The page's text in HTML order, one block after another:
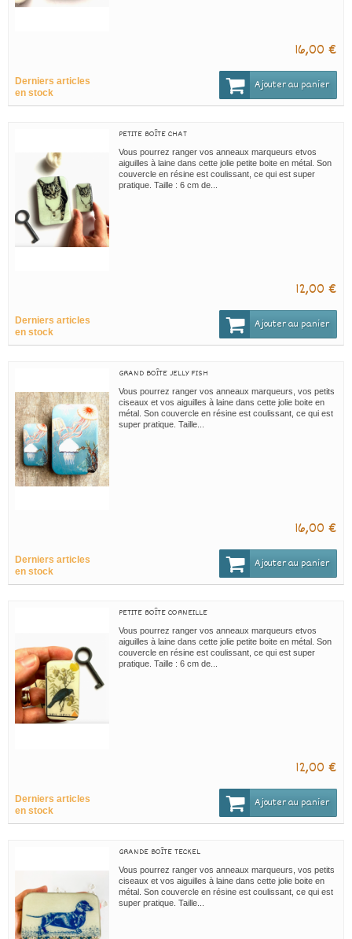
16,00 €
Derniers articles
en stock
Ajouter au panier
PETITE BOÎTE CHAT
Vous pourrez ranger vos anneaux marqueurs etvos
aiguilles à laine dans cette jolie petite boite en métal. Son
couvercle en résine est coulissant, ce qui est super
pratique. Taille : 6 cm de...
12,00 €
Derniers articles
en stock
Ajouter au panier
GRAND BOÎTE JELLY FISH
Vous pourrez ranger vos anneaux marqueurs, vos petits
ciseaux et vos aiguilles à laine dans cette jolie boite en
métal. Son couvercle en résine est coulissant, ce qui est
super pratique. Taille...
16,00 €
Derniers articles
en stock
Ajouter au panier
PETITE BOÎTE CORNEILLE
Vous pourrez ranger vos anneaux marqueurs etvos
aiguilles à laine dans cette jolie petite boite en métal. Son
couvercle en résine est coulissant, ce qui est super
pratique. Taille : 6 cm de...
12,00 €
Derniers articles
en stock
Ajouter au panier
GRANDE BOÎTE TECKEL
Vous pourrez ranger vos anneaux marqueurs, vos petits
ciseaux et vos aiguilles à laine dans cette jolie boite en
métal. Son couvercle en résine est coulissant, ce qui est
super pratique. Taille...